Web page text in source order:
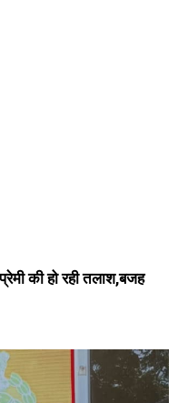
की हो रही तलाश,बजह